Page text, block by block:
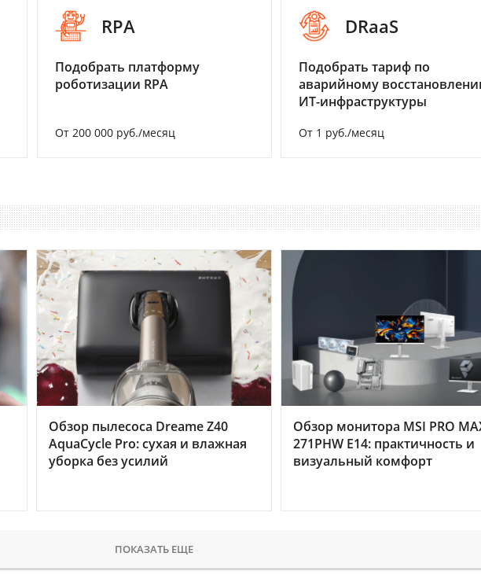
RPA
Подобрать платформу
роботизации RPA
От 200 000 руб./месяц
DRaaS
Подобрать тариф по
аварийному
ИТ-инфраструктуры
От 1 руб./месяц
Обзор пылесоса Dreame Z40
AquaCycle Pro: сухая и влажная
уборка без усилий
Обзор монитора MSI PRO
271PHW E14: практичность и
визуальный комфорт
ПОКАЗАТЬ ЕЩЕ